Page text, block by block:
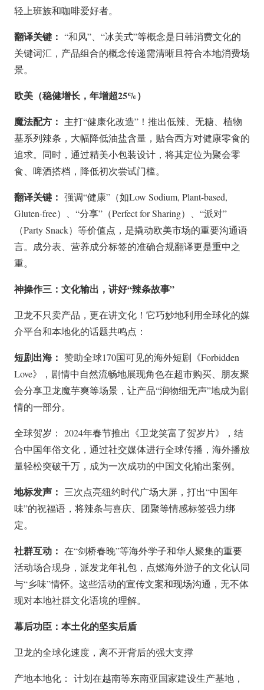
轻上班族和咖啡爱好者。
翻译关键： “和风”、“冰美式”等概念是日韩消费文化的
关键词汇，产品组合的概念传递需清晰且符合本地消费场
景。
欧美（稳健增长，年增超25%）
魔法配方： 主打“健康化改造”！推出低辣、无糖、植物
基系列辣条，大幅降低油盐含量，贴合西方对健康零食的
追求。同时，通过精美小包装设计，将其定位为聚会零
食、啤酒搭档，降低初次尝试门槛。
翻译关键： 强调“健康”（如Low Sodium, Plant-based,
Gluten-free）、“分享”（Perfect for Sharing）、“派对”
（Party Snack）等价值点，是撬动欧美市场的重要沟通语
言。成分表、营养成分标签的准确合规翻译更是重中之
重。
神操作三：文化输出，讲好“辣条故事”
卫龙不只卖产品，更在讲文化！它巧妙地利用全球化的媒
介平台和本地化的话题共鸣点：
短剧出海： 赞助全球170国可见的海外短剧《Forbidden
Love》，剧情中自然流畅地展现角色在超市购买、朋友聚
会分享卫龙魔芋爽等场景，让产品“润物细无声”地成为剧
情的一部分。
全球贺岁： 2024年春节推出《卫龙笑富了贺岁片》，结
合中国年俗文化，通过社交媒体进行全球传播，海外播放
量轻松突破千万，成为一次成功的中国文化输出案例。
地标发声： 三次点亮纽约时代广场大屏，打出“中国年
味”的祝福语，将辣条与喜庆、团聚等情感标签强力绑
定。
社群互动： 在“剑桥春晚”等海外学子和华人聚集的重要
活动场合现身，派发龙年礼包，点燃海外游子的文化认同
与“乡味”情怀。这些活动的宣传文案和现场沟通，无不体
现对本地社群文化语境的理解。
幕后功臣：本土化的坚实后盾
卫龙的全球化速度，离不开背后的强大支撑
产地本地化： 计划在越南等东南亚国家建设生产基地，